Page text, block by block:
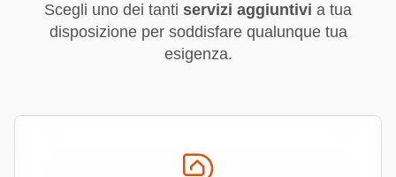
Scegli uno dei tanti servizi aggiuntivi a tua
disposizione per soddisfare qualunque tua
esigenza.